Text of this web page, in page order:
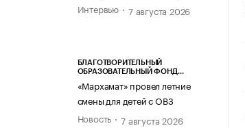
Интервью
7 августа 2026
БЛАГОТВОРИТЕЛЬНЫЙ
ОБРАЗОВАТЕЛЬНЫЙ ФОНД
«Мархамат» провел летние
смены для детей с ОВЗ
Новость
7 августа 2026